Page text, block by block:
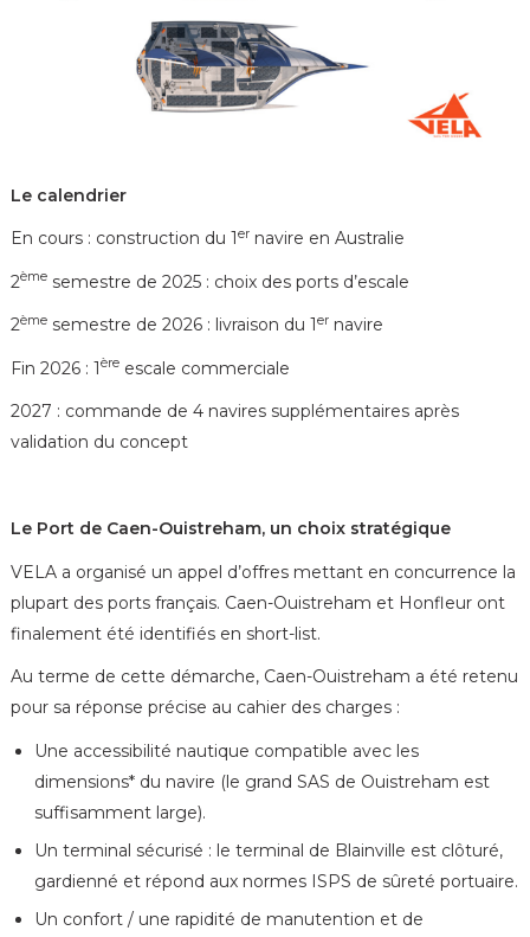
Le calendrier
En cours : construction du 1ernavire en Australie
2èmesemestre de 2025 : choix des ports d’escale
2èmesemestre de 2026 : livraison du 1ernavire
Fin 2026 : 1èreescale commerciale
2027 : commande de 4 navires supplémentaires après
validation du concept
Le Port de Caen-Ouistreham, un choix stratégique
VELA a organisé un appel d’offres mettant en concurrence la
plupart des ports français. Caen-Ouistreham et Honfleur ont
finalement été identifiés en short-list.
Au terme de cette démarche, Caen-Ouistreham a été retenu
pour sa réponse précise au cahier des charges :
Une accessibilité nautique compatible avec les
dimensions* du navire (le grand SAS de Ouistreham est
suffisamment large).
Un terminal sécurisé : le terminal de Blainville est clôturé,
gardienné et répond aux normes ISPS de sûreté portuaire.
Un confort / une rapidité de manutention et de